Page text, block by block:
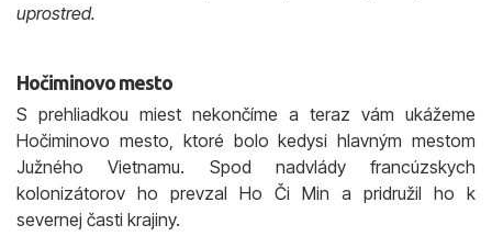
uprostred.
Hočiminovo mesto
S prehliadkou miest nekončíme a teraz vám ukážeme
Hočiminovo mesto, ktoré bolo kedysi hlavným mestom
Južného Vietnamu. Spod nadvlády francúzskych
kolonizátorov ho prevzal Ho Či Min a pridružil ho k
severnej časti krajiny.